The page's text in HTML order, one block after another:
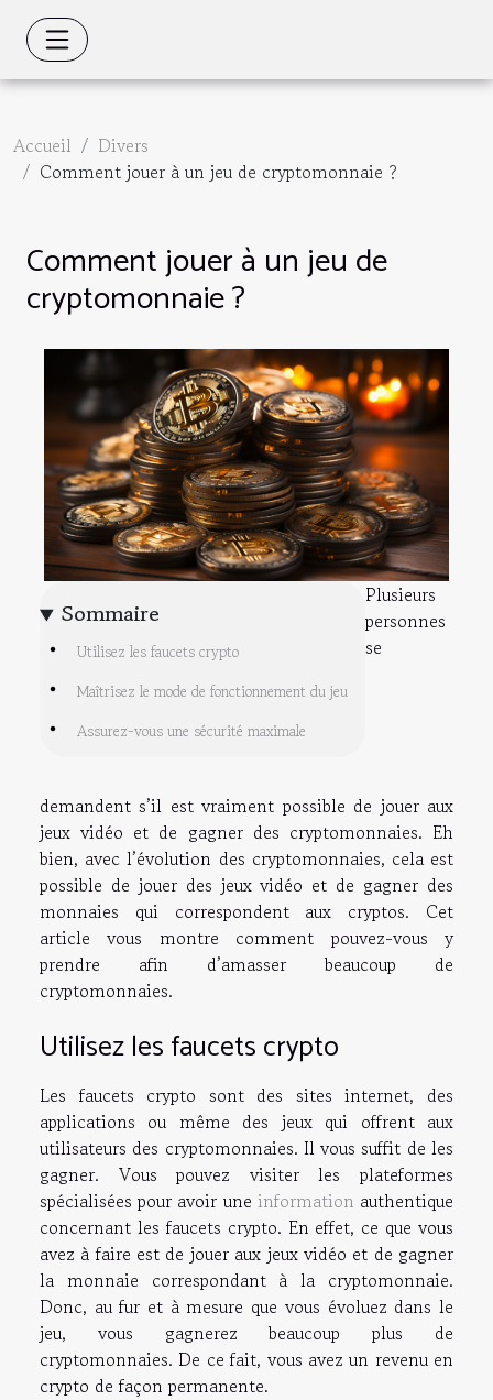
Accueil
Divers
Comment jouer à un jeu de cryptomonnaie ?
Comment jouer à un jeu de
cryptomonnaie ?
Sommaire
Utilisez les faucets crypto
Maîtrisez le mode de fonctionnement du jeu
Assurez-vous une sécurité maximale
Plusieurs
personnes
se
demandent s’il est vraiment possible de jouer aux
jeux vidéo et de gagner des cryptomonnaies. Eh
bien, avec l’évolution des cryptomonnaies, cela est
possible de jouer des jeux vidéo et de gagner des
monnaies qui correspondent aux cryptos. Cet
article vous montre comment pouvez-vous y
prendre afin d’amasser beaucoup de
cryptomonnaies.
Utilisez les faucets crypto
Les faucets crypto sont des sites internet, des
applications ou même des jeux qui offrent aux
utilisateurs des cryptomonnaies. Il vous suffit de les
gagner. Vous pouvez visiter les plateformes
spécialisées pour avoir une information authentique
concernant les faucets crypto. En effet, ce que vous
avez à faire est de jouer aux jeux vidéo et de gagner
la monnaie correspondant à la cryptomonnaie.
Donc, au fur et à mesure que vous évoluez dans le
jeu, vous gagnerez beaucoup plus de
cryptomonnaies. De ce fait, vous avez un revenu en
crypto de façon permanente.